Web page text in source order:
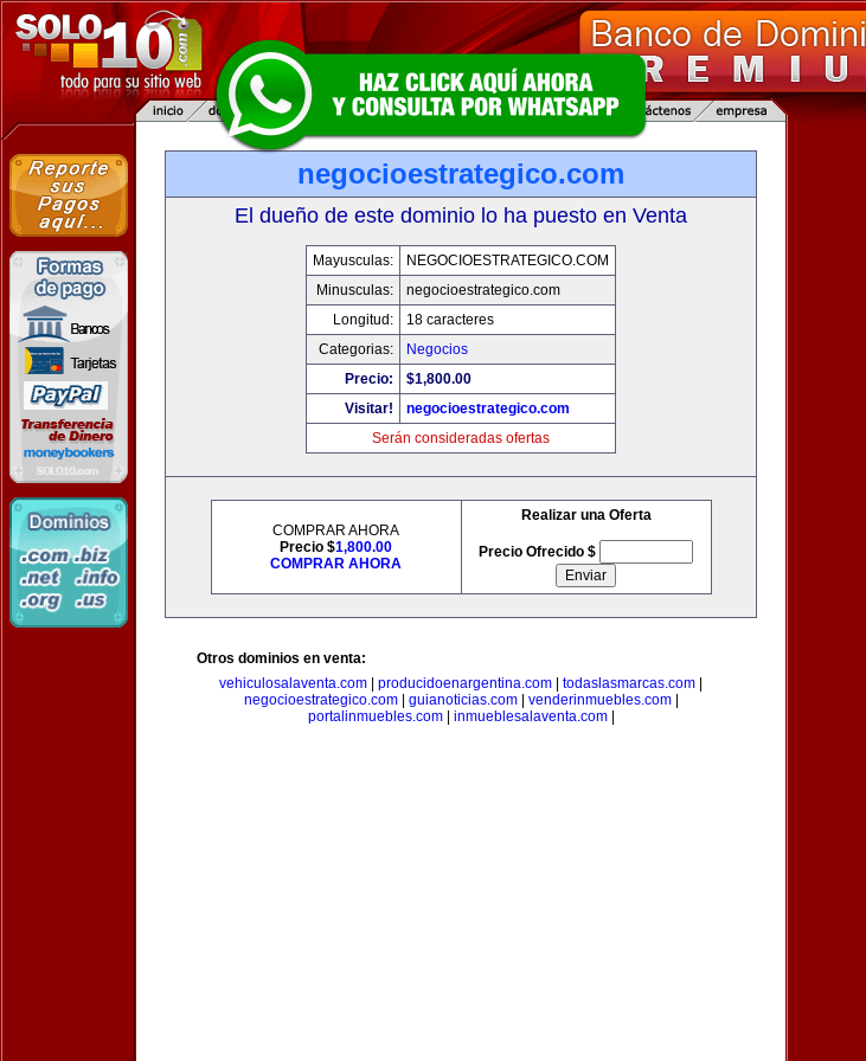
negocioestrategico.com
El dueño de este dominio lo ha puesto en Venta
Mayusculas:
NEGOCIOESTRATEGICO.COM
Minusculas:
negocioestrategico.com
Longitud:
18 caracteres
Categorias:
Negocios
Precio:
$1,800.00
Visitar!
negocioestrategico.com
Serán consideradas ofertas
COMPRAR AHORA
Precio $1,800.00
COMPRAR AHORA
Realizar una Oferta
Precio Ofrecido $
Otros dominios en venta:
vehiculosalaventa.com
producidoenargentina.com todaslasmarcas.com
negocioestrategico.com| guianoticias.com| venderinmuebles.com|
portalinmuebles.com| inmueblesalaventa.com|